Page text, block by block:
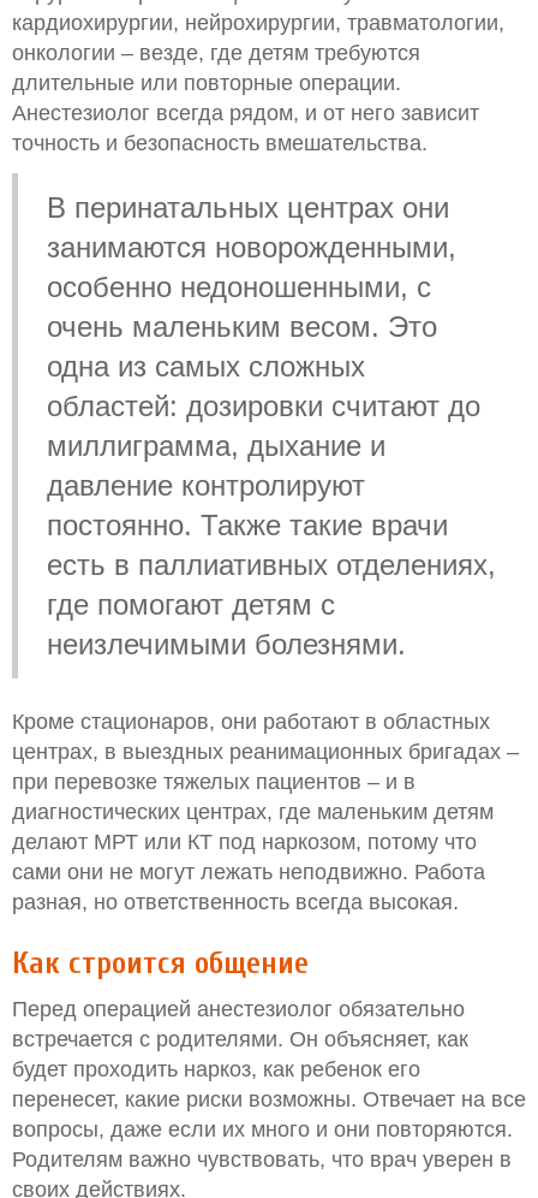
кардиохирургии, нейрохирургии, травматологии,
онкологии – везде, где детям требуются
длительные или повторные операции.
Анестезиолог всегда рядом, и от него зависит
точность и безопасность вмешательства.
В перинатальных центрах они
занимаются новорожденными,
особенно недоношенными, с
очень маленьким весом. Это
одна из самых сложных
областей: дозировки считают до
миллиграмма, дыхание и
давление контролируют
постоянно. Также такие врачи
есть в паллиативных отделениях,
где помогают детям с
неизлечимыми болезнями.
Кроме стационаров, они работают в областных
центрах, в выездных реанимационных бригадах –
при перевозке тяжелых пациентов – и в
диагностических центрах, где маленьким детям
делают МРТ или КТ под наркозом, потому что
сами они не могут лежать неподвижно. Работа
разная, но ответственность всегда высокая.
Как строится общение
Перед операцией анестезиолог обязательно
встречается с родителями. Он объясняет, как
будет проходить наркоз, как ребенок его
перенесет, какие риски возможны. Отвечает на все
вопросы, даже если их много и они повторяются.
Родителям важно чувствовать, что врач уверен в
своих действиях.